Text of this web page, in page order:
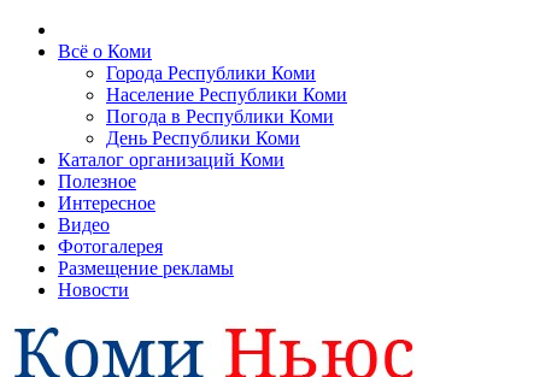
Всё о Коми
Города Республики Коми
Население Республики Коми
Погода в Республики Коми
День Республики Коми
Каталог организаций Коми
Полезное
Интересное
Видео
Фотогалерея
Размещение рекламы
Новости